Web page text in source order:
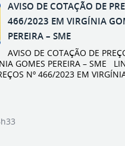
AVISO DE COTAÇÃO DE
466/2023 EM VIRGÍNIA
PEREIRA – SME
AVISO DE COTAÇÃO DE
GOMES PEREIRA – SME
Nº 466/2023 EM